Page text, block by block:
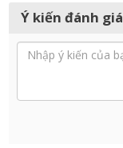
Ý kiến đánh giá